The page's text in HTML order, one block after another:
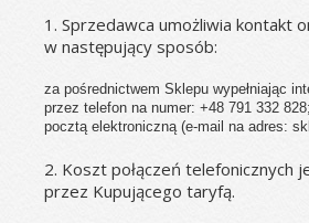
1. Sprzedawca umożliwia kontakt
w następujący sposób:
za pośrednictwem Sklepu wypełniając
przez telefon na numer: +48 791 332 828;
pocztą elektroniczną (e-mail na adres:
2. Koszt połączeń telefonicznych
przez Kupującego taryfą.